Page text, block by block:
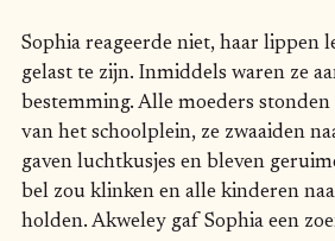
Sophia reageerde niet, haar lippen
gelast te zijn. Inmiddels waren ze
bestemming. Alle moeders stonden
van het schoolplein, ze zwaaiden
gaven luchtkusjes en bleven
bel zou klinken en alle kinderen
holden. Akweley gaf Sophia een